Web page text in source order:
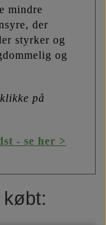
mindre
der
styrker og
og
på
- se her >